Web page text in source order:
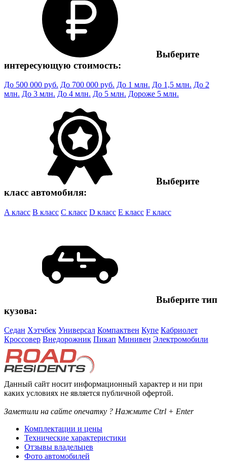
Выберите
интересующую стоимость:
До 500 000 руб. До 700 000 руб. До 1 млн. До 1,5 млн. До 2
млн. До 3 млн. До 4 млн. До 5 млн. Дороже 5 млн.
Выберите
класс автомобиля:
A класс B класс C класс D класс E класс F класс
Выберите тип
кузова:
Седан Хэтчбек Универсал Компактвен Купе Кабриолет
Кроссовер Внедорожник Пикап Минивен Электромобили
Данный сайт носит информационный характер и ни при
каких условиях не является публичной офертой.
Заметили на сайте опечатку ? Нажмите Ctrl + Enter
Комплектации и цены
Технические характеристики
Отзывы владельцев
Фото автомобилей